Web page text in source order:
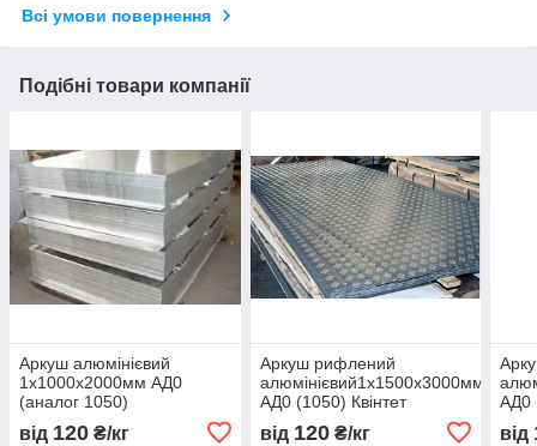
Всі умови повернення
Подібні товари компанії
Аркуш алюмінієвий
1х1000х2000мм АД0
(аналог 1050)
від 120 ₴/кг
Аркуш рифлений
алюмінієвий1х1500х3000мм
АД0 (1050) Квінтет
від 120₴/кг
АД0
від